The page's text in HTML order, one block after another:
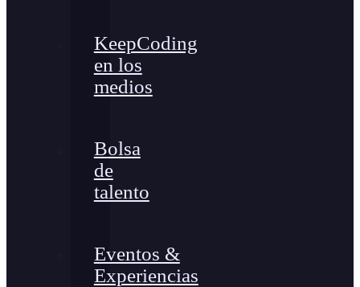
KeepCoding
en los
medios
Bolsa
de
talento
Eventos &
Experiencias